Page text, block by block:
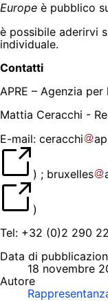
Europe è pubblico
è possibile aderirvi
individuale.
Contatti
APRE – Agenzia
Mattia Ceracchi -
E-mail: ceracchi
) ; bruxelles
)
Tel: +32 (0)2 290
Data di
18 novembre
Autore